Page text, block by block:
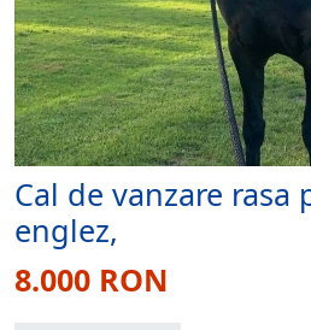
Cal de vanzare rasa
englez,
8.000 RON